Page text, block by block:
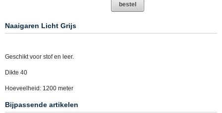
bestel
Naaigaren Licht Grijs
Geschikt voor stof en leer.
Dikte 40
Hoeveelheid: 1200 meter
Bijpassende artikelen